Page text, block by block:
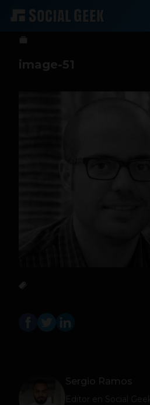
Sergio Ramos 23 de mayo de 2023
image-51
Sergio Ramos
Editor en Social Geek